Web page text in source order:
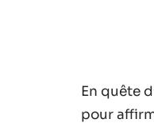
En quête
pour